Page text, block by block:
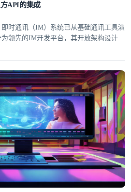
API的集成
时通讯（IM）系统已从基础通讯工具演
领先的IM开发平台，其开放架构设计允
业务数据的超级入口。据Gartner研究显
可提升企业流程效率达40%，这正是环
。标准化接口